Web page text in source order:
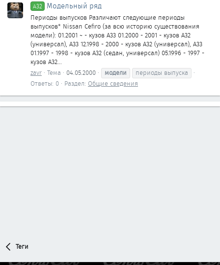
A32 Модельный ряд
Периоды выпусков Различают следующие периоды
выпусков* Nissan Cefiro (за всю историю существования
модели): 01.2001 ~ - кузов А33 01.2000 - 2001 - кузов A32
(универсал), А33 12.1998 - 2000 - кузов A32 (универсал), А33
01.1997 - 1998 - кузов А32 (седан, универсал) 05.1996 - 1997 -
кузов А32...
zavr Тема 04.05.2000 модели
периоды выпуска
Ответы: 0
Раздел: Общие сведения
Теги